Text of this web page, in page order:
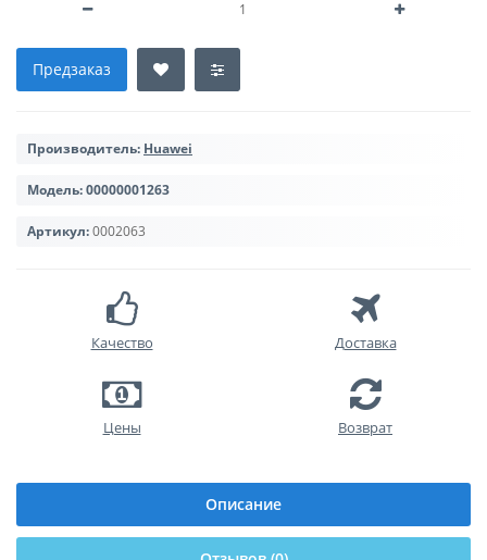
Предзаказ
Производитель: Huawei
Модель:00000001263
Артикул:0002063
Качество Доставка
Цены Возврат
Описание